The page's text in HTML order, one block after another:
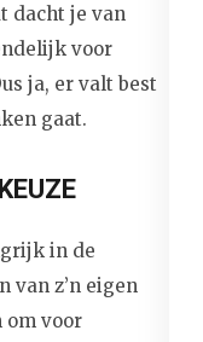
dacht je van
voor
ja, er valt best
gaat.
in de
van z’n eigen
om voor